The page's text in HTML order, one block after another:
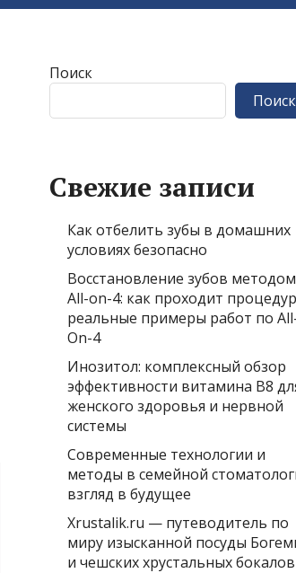
Поиск
Поиск
Свежие записи
Как отбелить зубы в домашних
условиях безопасно
Восстановление зубов методом
All-on-4: как проходит
реальные примеры работ по
On-4
Инозитол: комплексный обзор
эффективности витамина B8
женского здоровья и нервной
системы
Современные технологии и
методы в семейной
взгляд в будущее
Xrustalik.ru — путеводитель по
миру изысканной посуды
и чешских хрустальных бокалов